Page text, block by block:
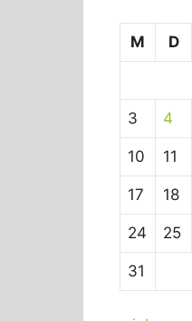
M
D
3 4
10 11
17 18
24 25
31